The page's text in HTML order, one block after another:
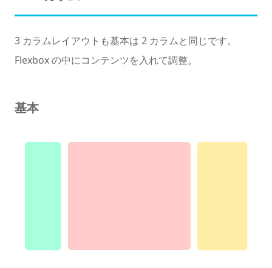
3 カラムレイアウトも基本は 2 カラムと同じです。
Flexbox の中にコンテンツを入れて調整。
基本